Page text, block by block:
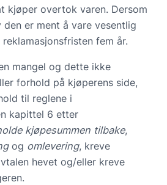
kjøper overtok varen. Dersom
den er ment å vare vesentlig
fem år.
mangel og dette ikke
forhold på kjøperens side,
til reglene i
kapittel 6 etter
kjøpesummen tilbake,
og omlevering, kreve
hevet og/eller kreve